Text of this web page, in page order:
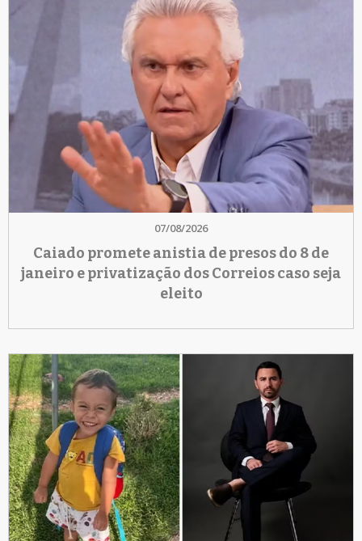
07/08/2026
Caiado promete anistia de presos do 8 de
janeiro e privatização dos Correios caso seja
eleito